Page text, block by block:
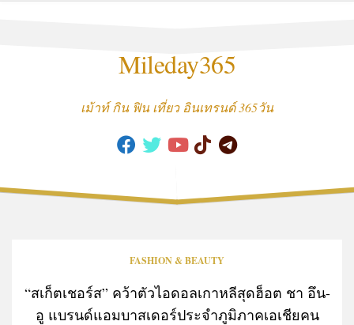
Mileday365
เม้าท์ กิน ฟิน เที่ยว อินเทรนด์ 365วัน
FASHION & BEAUTY
“สเก็ตเชอร์ส” คว้าตัวไอดอลเกาหลีสุดฮ็อต ชา อึน-
อู แบรนด์แอมบาสเดอร์ประจำภูมิภาคเอเชียคน